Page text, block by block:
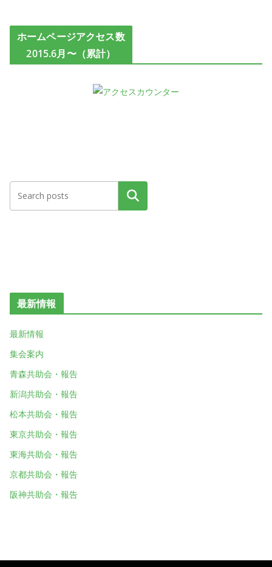
ホームページアクセス数
2015.6月〜（累計）
検索
最新情報
最新情報
集会案内
青森共助会・報告
新潟共助会・報告
松本共助会・報告
東京共助会・報告
東海共助会・報告
京都共助会・報告
阪神共助会・報告